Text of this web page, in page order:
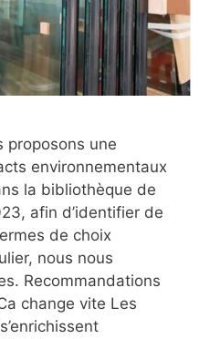
proposons une
environnementaux
la bibliothèque de
afin d’identifier de
de choix
nous nous
Recommandations
change vite Les